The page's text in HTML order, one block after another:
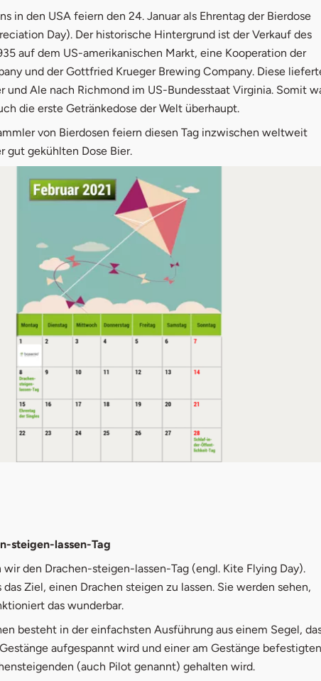
in den USA feiern den 24. Januar als Ehrentag der Bierdose
Day). Der historische Hintergrund ist der Verkauf des
auf dem US-amerikanischen Markt, eine Kooperation der
und der Gottfried Krueger Brewing Company. Diese
und Ale nach Richmond im US-Bundesstaat Virginia. Somit
die erste Getränkedose der Welt überhaupt.
von Bierdosen feiern diesen Tag inzwischen weltweit
gut gekühlten Dose Bier.
steigen-lassen-Tag
wir den Drachen-steigen-lassen-Tag (engl. Kite Flying Day).
das Ziel, einen Drachen steigen zu lassen. Sie werden sehen,
das wunderbar.
besteht in der einfachsten Ausführung aus einem Segel,
aufgespannt wird und einer am Gestänge befestigten
(auch Pilot genannt) gehalten wird.